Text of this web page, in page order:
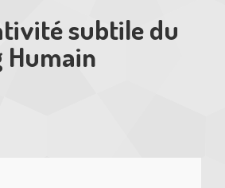
subtile du
Humain